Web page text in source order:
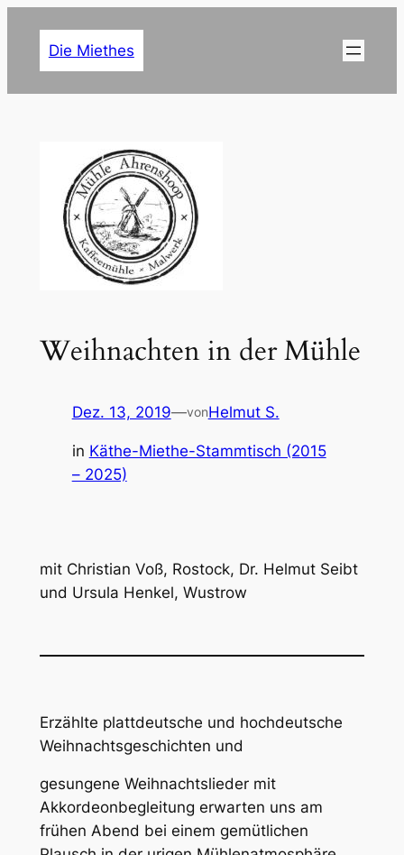
Die Miethes
Weihnachten in der Mühle
Dez. 13, 2019—vonHelmut S.
in Käthe-Miethe-Stammtisch (2015
– 2025)
mit Christian Voß, Rostock, Dr. Helmut Seibt
und Ursula Henkel, Wustrow
Erzählte plattdeutsche und hochdeutsche
Weihnachtsgeschichten und
gesungene Weihnachtslieder mit
Akkordeonbegleitung erwarten uns am
frühen Abend bei einem gemütlichen